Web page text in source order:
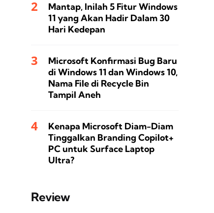
Mantap, Inilah 5 Fitur Windows
11 yang Akan Hadir Dalam 30
Hari Kedepan
Microsoft Konfirmasi Bug Baru
di Windows 11 dan Windows 10,
Nama File di Recycle Bin
Tampil Aneh
Kenapa Microsoft Diam-Diam
Tinggalkan Branding Copilot+
PC untuk Surface Laptop
Ultra?
Review